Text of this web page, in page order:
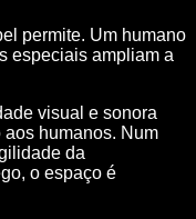
permite. Um humano
especiais ampliam a
visual e sonora
humanos. Num
da
o espaço é